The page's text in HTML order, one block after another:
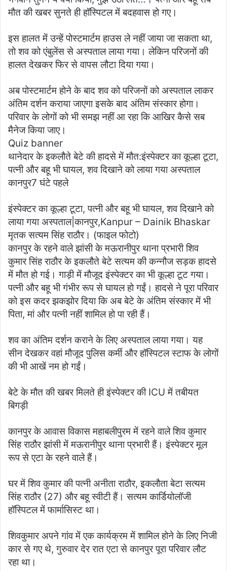
मौत की खबर सुनते ही हॉस्पिटल में बदहवास हो गए।
इस हालत में उन्हें पोस्टमार्टम हाउस ले नहीं जाया जा सकता था,
तो शव को एंबुलेंस से अस्पताल लाया गया। लेकिन परिजनों की
हालत देखकर फिर से वापस लौटा दिया गया।
अब पोस्टमार्टम होने के बाद शव को परिजनों को अस्पताल लाकर
अंतिम दर्शन कराया जाएगा इसके बाद अंतिम संस्कार होगा।
परिवार के लोगों को भी समझ नहीं आ रहा कि आखिर कैसे सब
मैनेज किया जाए।
Quiz banner
थानेदार के इकलौते बेटे की हादसे में मौत:इंस्पेक्टर का कूल्हा टूटा,
पत्नी और बहू भी घायल, शव दिखाने को लाया गया अस्पताल
कानपुर7 घंटे पहले
इंस्पेक्टर का कूल्हा टूटा, पत्नी और बहू भी घायल, शव दिखाने को
लाया गया अस्पताल|कानपुर,Kanpur – Dainik Bhaskar
मृतक सत्यम सिंह राठौर। (फाइल फोटो)
कानपुर के रहने वाले झांसी के मऊरानीपुर थाना प्रभारी शिव
कुमार सिंह राठौर के इकलौते बेटे सत्यम की कन्नौज सड़क हादसे
में मौत हो गई। गाड़ी में मौजूद इंस्पेक्टर का भी कूल्हा टूट गया।
पत्नी और बहू भी गंभीर रूप से घायल हो गईं। हादसे ने पूरा परिवार
को इस कदर झकझोर दिया कि अब बेटे के अंतिम संस्कार में भी
पिता, मां और पत्नी नहीं शामिल हो पा रही हैं।
शव का अंतिम दर्शन कराने के लिए अस्पताल लाया गया। यह
सीन देखकर वहां मौजूद पुलिस कर्मी और हॉस्पिटल स्टाफ के लोगों
की भी आखें नम हो गईं।
बेटे के मौत की खबर मिलते ही इंस्पेक्टर की ICU में तबीयत
बिगड़ी
कानपुर के आवास विकास महाबलीपुरम में रहने वाले शिव कुमार
सिंह राठौर झांसी में मऊरानीपुर थाना प्रभारी हैं। इंस्पेक्टर मूल
रूप से एटा के रहने वाले हैं।
घर में शिव कुमार की पत्नी अनीता राठौर, इकलौता बेटा सत्यम
सिंह राठौर (27) और बहू स्वीटी हैं। सत्यम कार्डियोलॉजी
हॉस्पिटल में फार्मासिस्ट था।
शिवकुमार अपने गांव में एक कार्यक्रम में शामिल होने के लिए निजी
कार से गए थे, गुरुवार देर रात एटा से कानपुर पूरा परिवार लौट
रहा था।